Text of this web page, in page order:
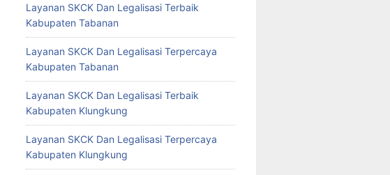
Layanan SKCK Dan Legalisasi Terbaik
Kabupaten Tabanan
Layanan SKCK Dan Legalisasi Terpercaya
Kabupaten Tabanan
Layanan SKCK Dan Legalisasi Terbaik
Kabupaten Klungkung
Layanan SKCK Dan Legalisasi Terpercaya
Kabupaten Klungkung